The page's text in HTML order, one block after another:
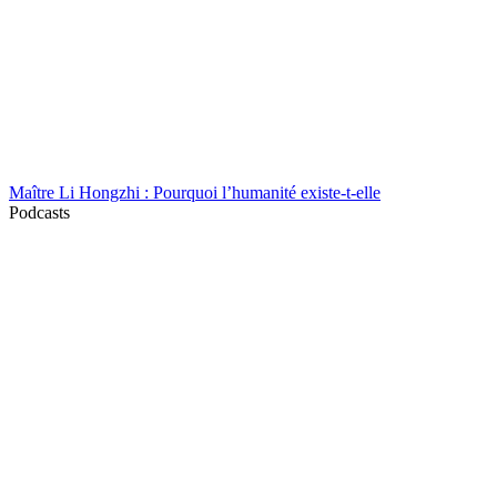
Maître Li Hongzhi : Pourquoi l’humanité existe-t-elle
Podcasts